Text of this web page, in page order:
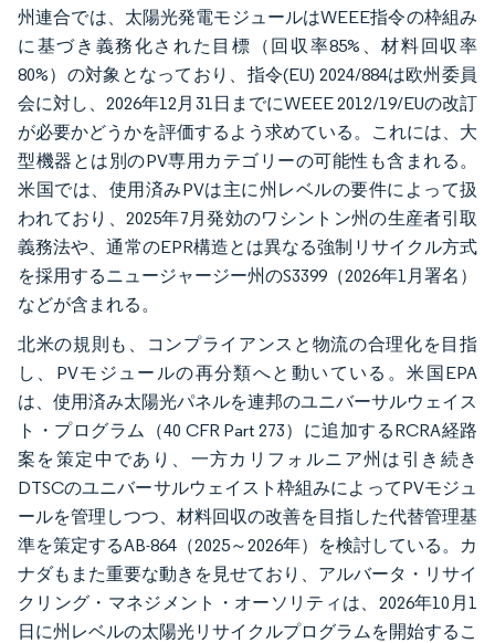
州連合では、太陽光発電モジュールはWEEE指令の枠組み
に基づき義務化された目標（回収率85%、材料回収率
80%）の対象となっており、指令(EU) 2024/884は欧州委員
会に対し、2026年12月31日までにWEEE 2012/19/EUの改訂
が必要かどうかを評価するよう求めている。これには、大
型機器とは別のPV専用カテゴリーの可能性も含まれる。
米国では、使用済みPVは主に州レベルの要件によって扱
われており、2025年7月発効のワシントン州の生産者引取
義務法や、通常のEPR構造とは異なる強制リサイクル方式
を採用するニュージャージー州のS3399（2026年1月署名）
などが含まれる。
北米の規則も、コンプライアンスと物流の合理化を目指
し、PVモジュールの再分類へと動いている。米国EPA
は、使用済み太陽光パネルを連邦のユニバーサルウェイス
ト・プログラム（40 CFR Part 273）に追加するRCRA経路
案を策定中であり、一方カリフォルニア州は引き続き
DTSCのユニバーサルウェイスト枠組みによってPVモジュ
ールを管理しつつ、材料回収の改善を目指した代替管理基
準を策定するAB-864（2025～2026年）を検討している。カ
ナダもまた重要な動きを見せており、アルバータ・リサイ
クリング・マネジメント・オーソリティは、2026年10月1
日に州レベルの太陽光リサイクルプログラムを開始するこ